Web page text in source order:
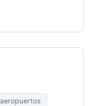
aeropuertos